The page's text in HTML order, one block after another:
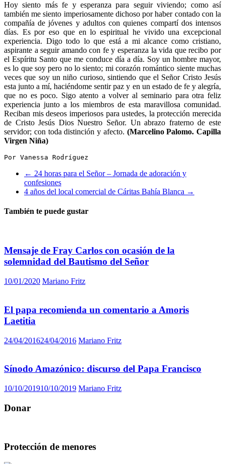
Hoy siento más fe y esperanza para seguir viviendo; como así
también me siento imperiosamente dichoso por haber contado con la
compañía de jóvenes y adultos con quienes compartí dos intensos
días. Es por eso que en lo espiritual he vivido una excepcional
experiencia. Digo todo lo que está a mi alcance como cristiano,
aspirante a seguir amando con fe y esperanza la vida que recibo por
el Espíritu Santo que me conduce día a día. Soy un hombre mayor,
es lo que soy pero no lo siento; mi corazón romántico siente muchas
veces que soy un niño curioso, sintiendo que el Señor Cristo Jesús
esta junto a mí, haciéndome sentir paz y en un estado de fe y alegría,
que no es poco. Sigo atento a volver al seminario para otra feliz
experiencia junto a los miembros de esta maravillosa comunidad.
Reciban mis deseos imperiosos para ustedes, la protección merecida
de Cristo Jesús Dios Nuestro Señor. Un abrazo fraterno de este
servidor; con toda distinción y afecto. (Marcelino Palomo. Capilla
Virgen Niña)
Por Vanessa Rodríguez
← 24 horas para el Señor – Jornada de adoración y
confesiones
4 años del local comercial de Cáritas Bahía Blanca →
También te puede gustar
Mensaje de Fray Carlos con ocasión de la
solemnidad del Bautismo del Señor
10/01/2020 Mariano Fritz
El papa recomienda un comentario a Amoris
Laetitia
24/04/201624/04/2016 Mariano Fritz
Sínodo Amazónico: discurso del Papa Francisco
10/10/201910/10/2019 Mariano Fritz
Donar
Protección de menores